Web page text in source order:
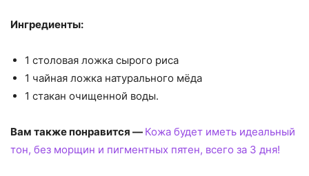
Ингредиенты:
1 столовая ложка сырого риса
1 чайная ложка натурального мёда
1 стакан очищенной воды.
Вам также понравится — Кожа будет иметь идеальный
тон, без морщин и пигментных пятен, всего за 3 дня!